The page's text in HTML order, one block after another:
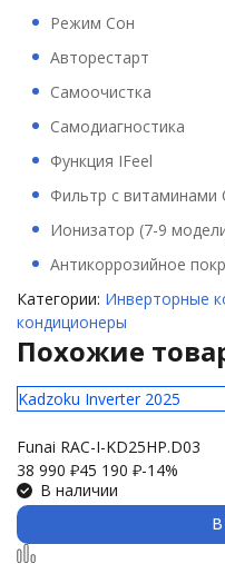
Режим Сон
Авторестарт
Самоочистка
Самодиагностика
Функция IFeel
Фильтр с витаминами
Ионизатор (7-9
Антикоррозийное
Категории: Инверторные
кондиционеры
Похожие
Kadzoku Inverter 2025
Funai RAC-I-KD25HP.D03
38 990 ₽45 190 ₽-14%
В наличии
В